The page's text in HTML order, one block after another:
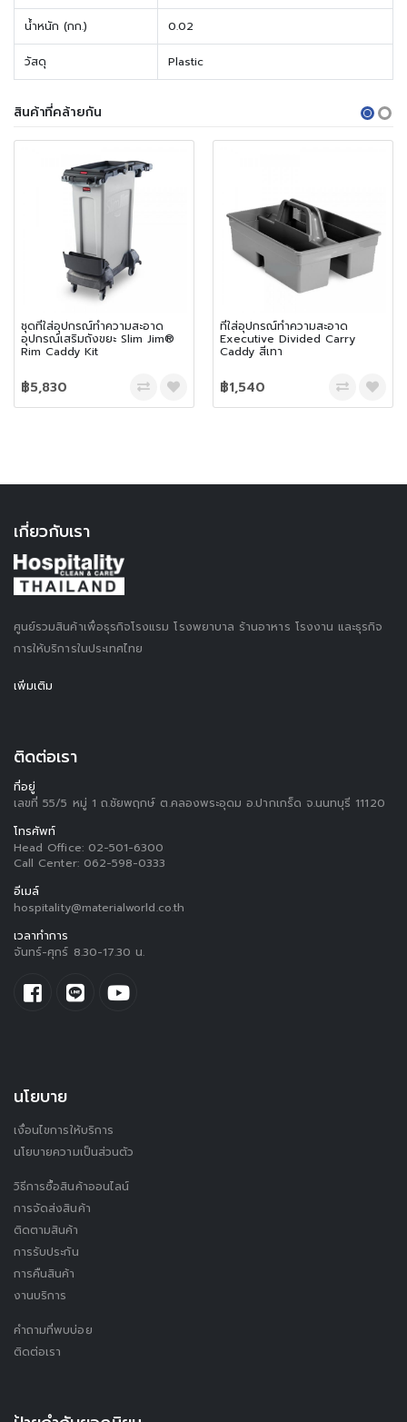
น้ำหนัก (กก.) 0.02
วัสดุ Plastic
สินค้าที่คล้ายกัน
ชุดที่ใส่อุปกรณ์ทำความสะอาด
อุปกรณ์เสริมถังขยะ Slim Jim®
Rim Caddy Kit
฿5,830
ที่ใส่อุปกรณ์ทำความสะอาด
Executive Divided Carry
Caddy สีเทา
฿1,540
เกี่ยวกับเรา
ศูนย์รวมสินค้าเพื่อธุรกิจโรงแรม โรงพยาบาล ร้านอาหาร โรงงาน และธุรกิจ
การให้บริการในประเทศไทย
เพิ่มเติม
ติดต่อเรา
ที่อยู่
เลขที่ 55/5 หมู่ 1 ถ.ชัยพฤกษ์ ต.คลองพระอุดม อ.ปากเกร็ด จ.นนทบุรี 11120
โทรศัพท์
Head Office: 02-501-6300
Call Center: 062-598-0333
อีเมล์
hospitality@materialworld.co.th
เวลาทำการ
จันทร์-ศุกร์ 8.30-17.30 น.
นโยบาย
เงื่อนไขการให้บริการ
นโยบายความเป็นส่วนตัว
วิธีการซื้อสินค้าออนไลน์
การจัดส่งสินค้า
ติดตามสินค้า
การรับประกัน
การคืนสินค้า
งานบริการ
คำถามที่พบบ่อย
ติดต่อเรา